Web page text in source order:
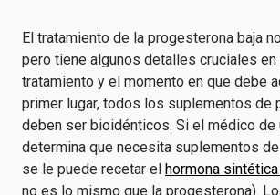
El tratamiento de la progesterona baja
pero tiene algunos detalles cruciales
tratamiento y el momento en que debe
primer lugar, todos los suplementos de
deben ser bioidénticos. Si el médico de
determina que necesita suplementos
se le puede recetar el hormona
no es lo mismo que la progesterona).